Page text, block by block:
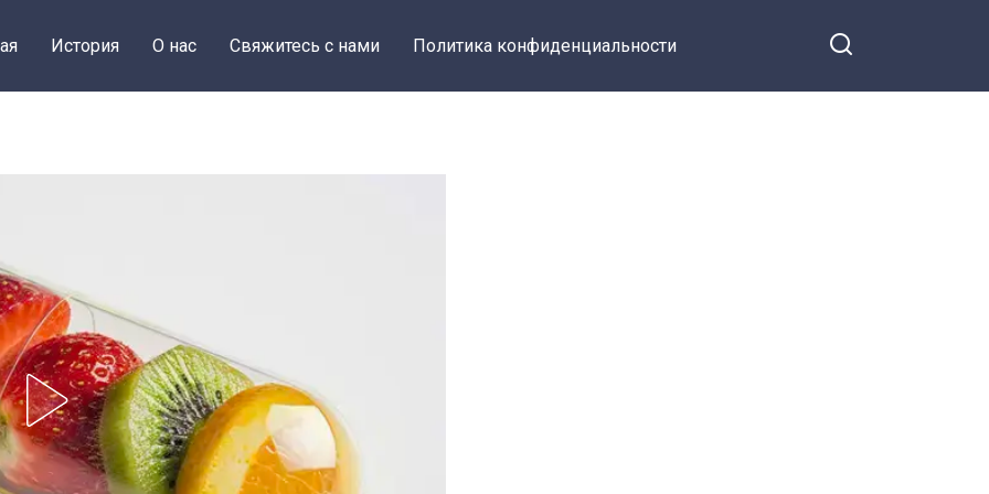
История О нас Свяжитесь с нами Политика конфиденциальности